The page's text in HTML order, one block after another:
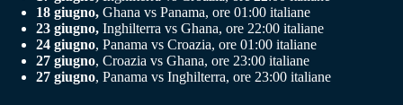
18 giugno, Ghana vs Panama, ore 01:00 italiane
23 giugno, Inghilterra vs Ghana, ore 22:00 italiane
24 giugno, Panama vs Croazia, ore 01:00 italiane
27 giugno, Croazia vs Ghana, ore 23:00 italiane
27 giugno, Panama vs Inghilterra, ore 23:00 italiane